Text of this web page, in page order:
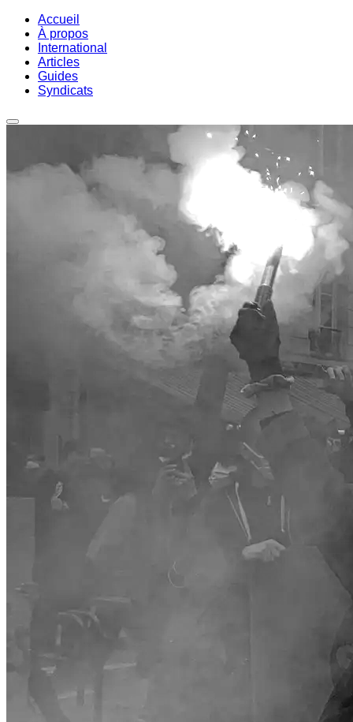
Accueil
À propos
International
Articles
Guides
Syndicats